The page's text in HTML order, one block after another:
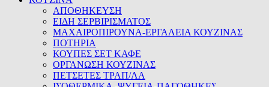
ΑΠΟΘΗΚΕΥΣΗ
ΕΙΔΗ ΣΕΡΒΙΡΙΣΜΑΤΟΣ
ΜΑΧΑΙΡΟΠΙΡΟΥΝΑ-ΕΡΓΑΛΕΙΑ ΚΟΥΖΙΝΑΣ
ΠΟΤΗΡΙΑ
ΚΟΥΠΕΣ ΣΕΤ ΚΑΦΕ
ΟΡΓΑΝΩΣΗ ΚΟΥΖΙΝΑΣ
ΠΕΤΣΕΤΕΣ ΤΡΑΠ/ΛΑ